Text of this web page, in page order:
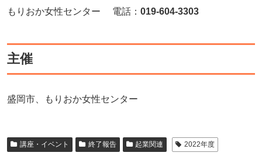
もりおか女性センター 電話： 019-604-3303
主催
盛岡市、もりおか女性センター
講座・イベント 終了報告 起業関連 2022年度